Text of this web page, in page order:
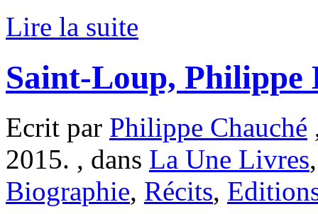
Lire la suite
Saint-Loup, Philippe
Ecrit par Philippe Chauché
2015. , dans La Une Livres
Biographie, Récits,